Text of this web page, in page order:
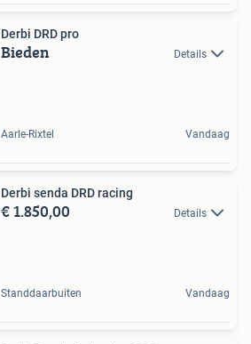
Derbi DRD pro
Bieden Details
Aarle-Rixtel Vandaag
Derbi senda DRD racing
€ 1.850,00 Details
Standdaarbuiten Vandaag